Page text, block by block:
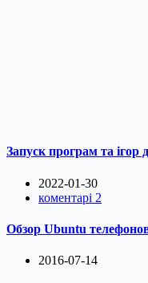
Запуск програм та
2022-01-30
коментарі 2
Обзор Ubuntu
2016-07-14